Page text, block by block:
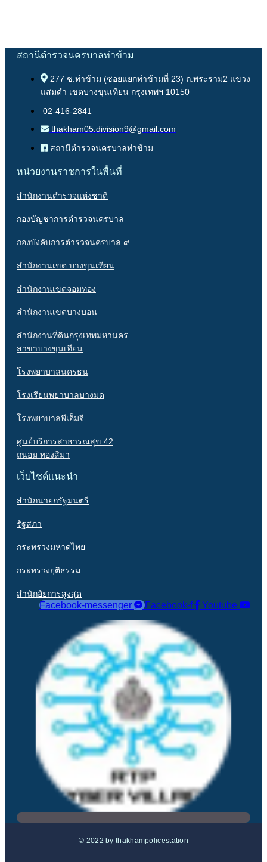
สถานีตำรวจนครบาลท่าข้าม
277 ซ.ท่าข้าม (ซอยแยกท่าข้ามที่ 23) ถ.พระราม2 แขวง
แสมดำ เขตบางขุนเทียน กรุงเทพฯ 10150
02-416-2841
thakham05.division9@gmail.com
สถานีตำรวจนครบาลท่าข้าม
หน่วยงานราชการในพื้นที่
สำนักงานตำรวจแห่งชาติ
กองบัญชาการตำรวจนครบาล
กองบังคับการตำรวจนครบาล ๙
สำนักงานเขต บางขุนเทียน
สำนักงานเขตจอมทอง
สำนักงานเขตบางบอน
สำนักงานที่ดินกรุงเทพมหานคร
สาขาบางขุนเทียน
โรงพยาบาลนครธน
โรงเรียนพยาบาลบางมด
โรงพยาบาลพีเอ็มจี
ศูนย์บริการสาธารณสุข 42
ถนอม ทองสิมา
เว็บไซต์แนะนำ
สำนักนายกรัฐมนตรี
รัฐสภา
กระทรวงมหาดไทย
กระทรวงยุติธรรม
สำนักอัยการสูงสุด
Facebook-messenger Facebook-f Youtube
© 2022 by thakhampolicestation